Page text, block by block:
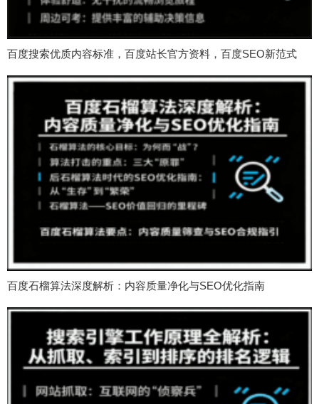
百度搜索优质内容标准，百度站长官方资料，百度SEO新范式
百度石榴算法深度解析：内容质量净化与SEO优化指南